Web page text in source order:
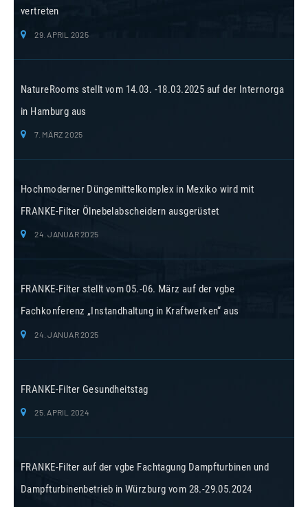
vertreten
29. APRIL 2025
NatureRooms stellt vom 14.03. -18.03.2025 auf der Internorga
in Hamburg aus
7. MÄRZ 2025
Hochmoderner Düngemittelkomplex in Mexiko wird mit
FRANKE-Filter Ölnebelabscheidern ausgerüstet
24. JANUAR 2025
FRANKE-Filter stellt vom 05.-06. März auf der vgbe
Fachkonferenz „Instandhaltung in Kraftwerken“ aus
24. JANUAR 2025
FRANKE-Filter Gesundheitstag
25. APRIL 2024
FRANKE-Filter auf der vgbe Fachtagung Dampfturbinen und
Dampfturbinenbetrieb in Würzburg vom 28.-29.05.2024